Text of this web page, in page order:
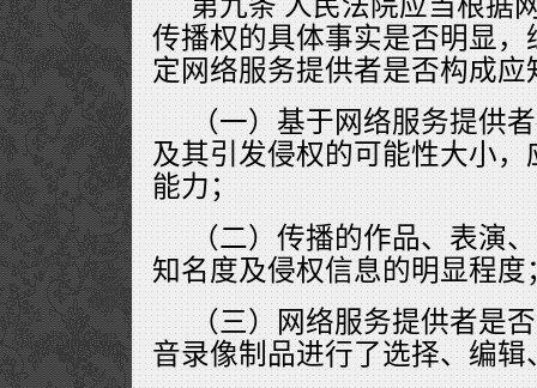
传播权的具体事实是否明显
定网络服务提供者是否构成应
（一）基于网络服务提供
及其引发侵权的可能性大小
能力；
（二）传播的作品、表演
知名度及侵权信息的明显程度
（三）网络服务提供者是
音录像制品进行了选择、编